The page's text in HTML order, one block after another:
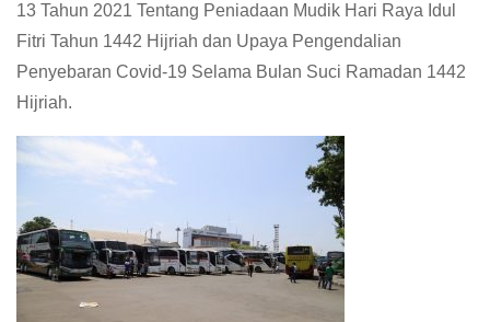
13 Tahun 2021 Tentang Peniadaan Mudik Hari Raya Idul
Fitri Tahun 1442 Hijriah dan Upaya Pengendalian
Penyebaran Covid-19 Selama Bulan Suci Ramadan 1442
Hijriah.